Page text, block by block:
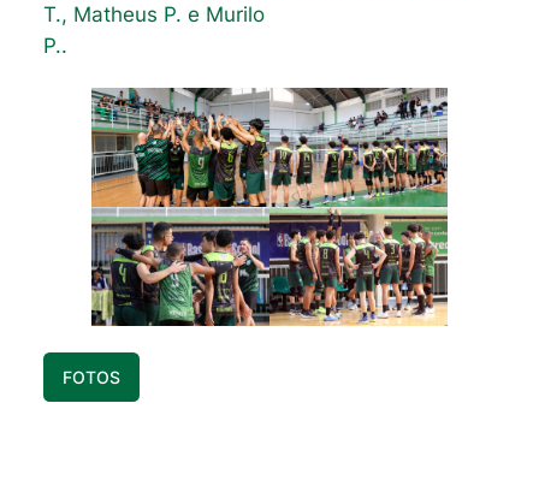
T., Matheus P. e Murilo
P..
FOTOS